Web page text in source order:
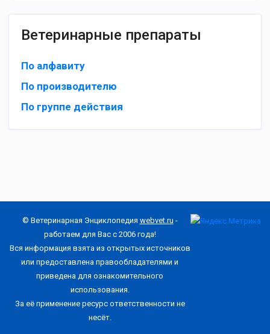
Ветеринарные препараты
По алфавиту
По производителю
По группе действия
© Ветеринарная Энциклопедия webvet.ru -
работаем для Вас с 2006 года!
Вся информация взята из открытых источников
или предоставлена правообладателями и
приведена для ознакомительного
использования.
За её применение ресурс ответственности не
несёт.